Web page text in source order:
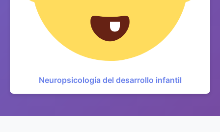
Neuropsicología del desarrollo infantil